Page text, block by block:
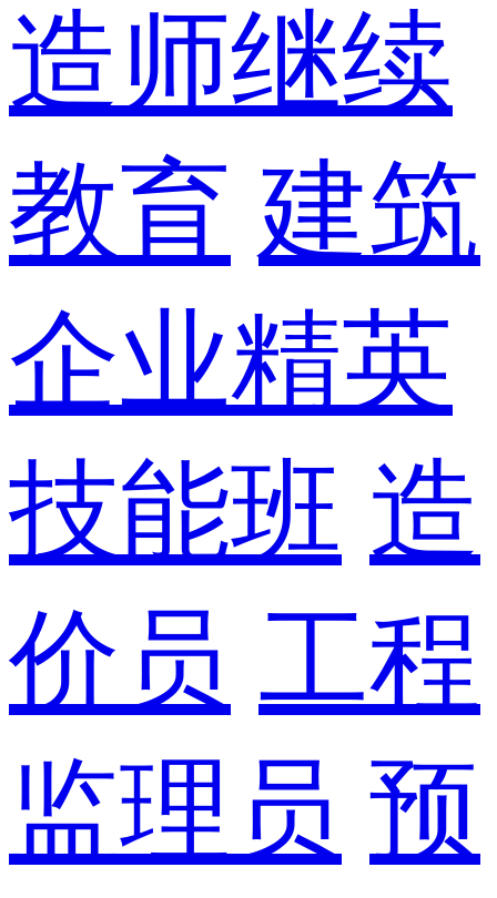
造师继续
教育 建筑
企业精英
技能班 造
价员 工程
监理员 预